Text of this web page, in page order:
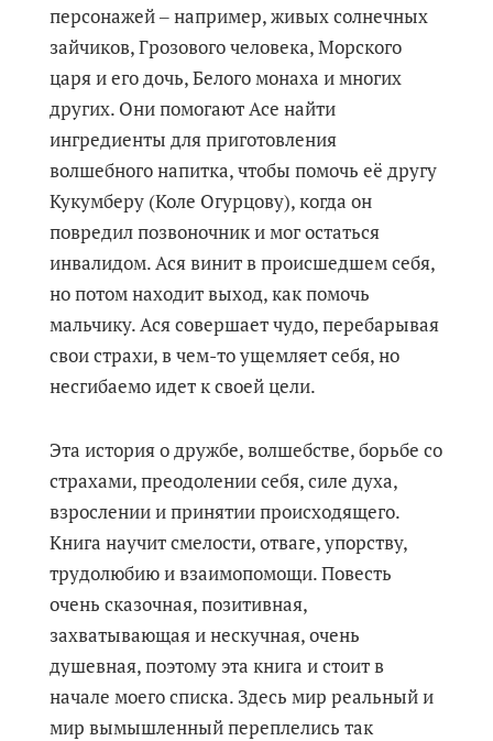
персонажей ‒ например, живых солнечных
зайчиков, Грозового человека, Морского
царя и его дочь, Белого монаха и многих
других. Они помогают Асе найти
ингредиенты для приготовления
волшебного напитка, чтобы помочь её другу
Кукумберу (Коле Огурцову), когда он
повредил позвоночник и мог остаться
инвалидом. Ася винит в происшедшем себя,
но потом находит выход, как помочь
мальчику. Ася совершает чудо, перебарывая
свои страхи, в чем-то ущемляет себя, но
несгибаемо идет к своей цели.
Эта история о дружбе, волшебстве, борьбе со
страхами, преодолении себя, силе духа,
взрослении и принятии происходящего.
Книга научит смелости, отваге, упорству,
трудолюбию и взаимопомощи. Повесть
очень сказочная, позитивная,
захватывающая и нескучная, очень
душевная, поэтому эта книга и стоит в
начале моего списка. Здесь мир реальный и
мир вымышленный переплелись так